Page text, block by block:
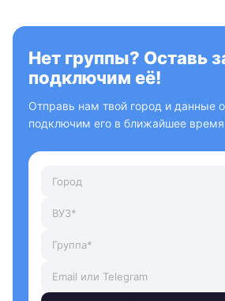
Нет группы? Оставь
подключим её!
Отправь нам твой город и данные
подключим его в ближайшее время